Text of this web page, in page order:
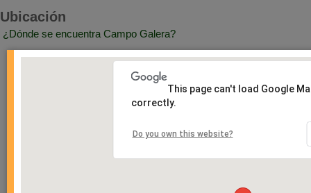
Ubicación
¿Dónde se encuentra Campo Galera?
This page can't load Google
correctly.
Do you own this website?